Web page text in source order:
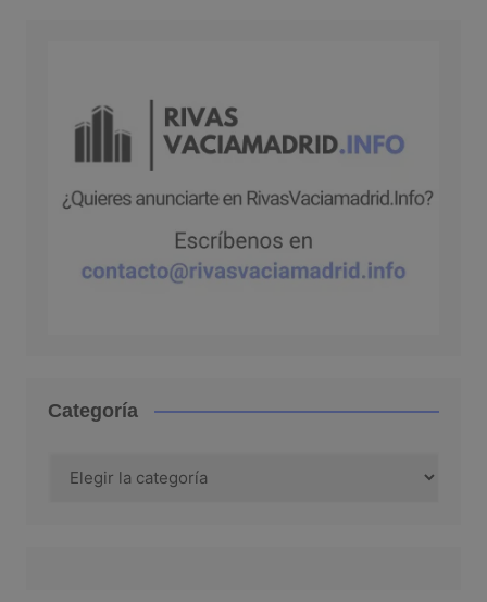
Categoría